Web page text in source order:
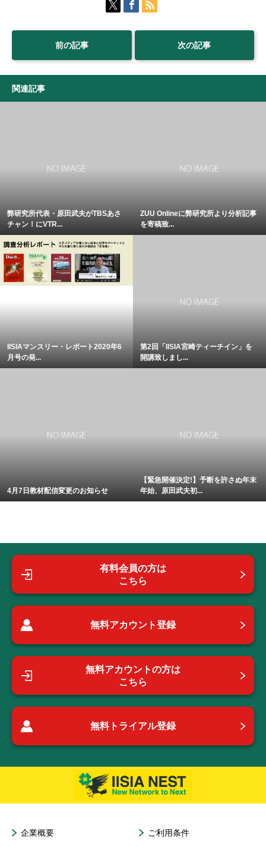
前の記事 次の記事
関連記事
弊研究所代表・原田武夫がTBSあさ
チャン！にVTR...
ZUU Onlineに弊研究所より分析記事
を寄稿致...
IISIAマンスリー・レポート2020年6
月号の発...
第2回「IISIA宮崎ティーチイン」を
開講致しまし...
4月7日教材配信変更のお知らせ
【緊急開催決定!】予断を許さぬ年末
年始、原田武夫初...
有料会員の方は
こちら
無料アカウント登録
無料アカウントの方は
こちら
無料トライアル登録
企業概要 ご利用条件